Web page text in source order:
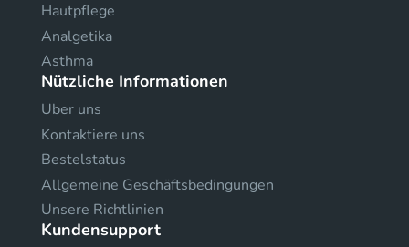
Hautpflege
Analgetika
Asthma
Nützliche Informationen
Uber uns
Kontaktiere uns
Bestelstatus
Allgemeine Geschäftsbedingungen
Unsere Richtlinien
Kundensupport